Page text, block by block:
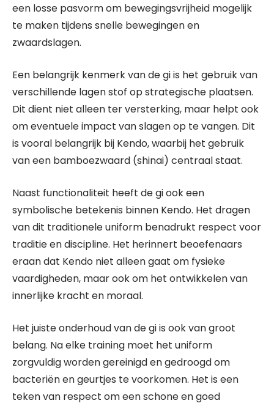
een losse pasvorm om bewegingsvrijheid mogelijk
te maken tijdens snelle bewegingen en
zwaardslagen.
Een belangrijk kenmerk van de gi is het gebruik van
verschillende lagen stof op strategische plaatsen.
Dit dient niet alleen ter versterking, maar helpt ook
om eventuele impact van slagen op te vangen. Dit
is vooral belangrijk bij Kendo, waarbij het gebruik
van een bamboezwaard (shinai) centraal staat.
Naast functionaliteit heeft de gi ook een
symbolische betekenis binnen Kendo. Het dragen
van dit traditionele uniform benadrukt respect voor
traditie en discipline. Het herinnert beoefenaars
eraan dat Kendo niet alleen gaat om fysieke
vaardigheden, maar ook om het ontwikkelen van
innerlijke kracht en moraal.
Het juiste onderhoud van de gi is ook van groot
belang. Na elke training moet het uniform
zorgvuldig worden gereinigd en gedroogd om
bacteriën en geurtjes te voorkomen. Het is een
teken van respect om een schone en goed